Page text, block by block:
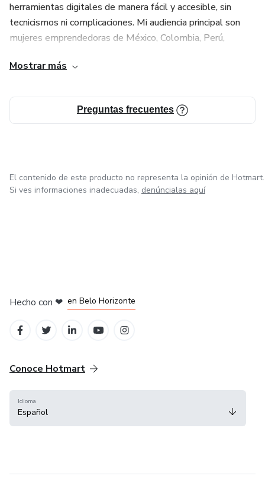
herramientas digitales de manera fácil y accesible, sin
tecnicismos ni complicaciones. Mi audiencia principal son
mujeres emprendedoras de México, Colombia, Perú,
digitalmente pero no saben por dónde empezar.
A través de mis cursos y retos prácticos, he acompañado a
cientos de mujeres a dar sus primeros pasos con
Bienvenida a mi mundo digital. 🚀
Mostrar más
Preguntas frecuentes
El contenido de este producto no representa la opinión de Hotmart.
Si ves informaciones inadecuadas, denúncialas aquí
Hecho con ❤ en Belo Horizonte
Conoce Hotmart
Idioma
Español